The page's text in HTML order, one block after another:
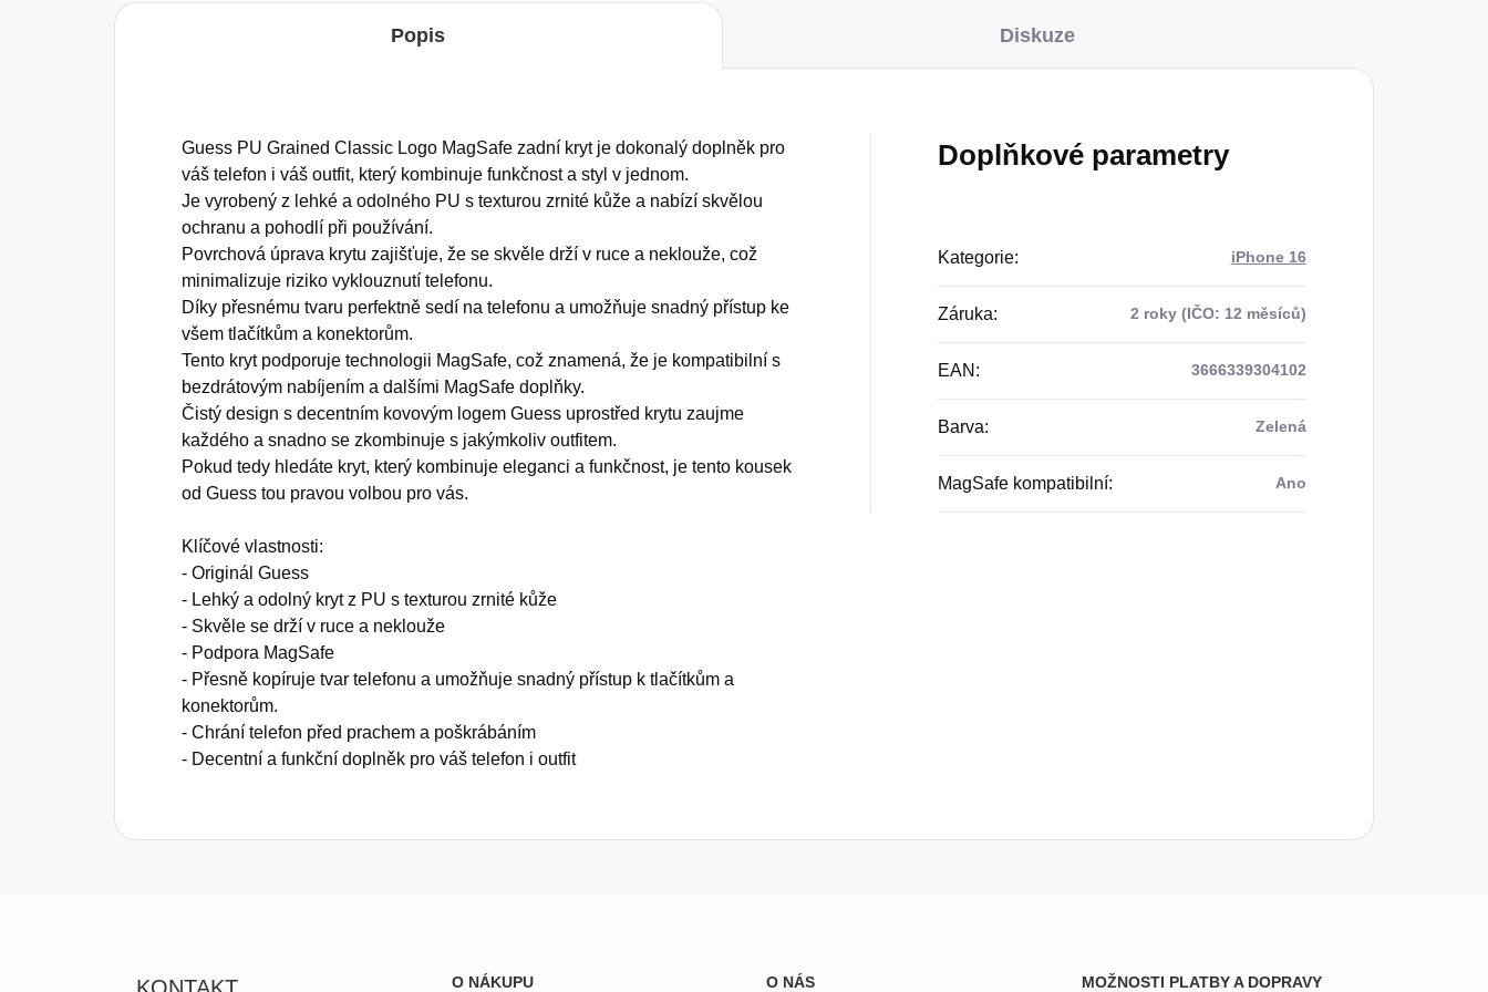
Popis Diskuze
Guess PU Grained Classic Logo MagSafe zadní kryt je dokonalý doplněk pro
váš telefon i váš outfit, který kombinuje funkčnost a styl v jednom.
Je vyrobený z lehké a odolného PU s texturou zrnité kůže a nabízí skvělou
ochranu a pohodlí při používání.
Povrchová úprava krytu zajišťuje, že se skvěle drží v ruce a neklouže, což
minimalizuje riziko vyklouznutí telefonu.
Díky přesnému tvaru perfektně sedí na telefonu a umožňuje snadný přístup ke
všem tlačítkům a konektorům.
Tento kryt podporuje technologii MagSafe, což znamená, že je kompatibilní s
bezdrátovým nabíjením a dalšími MagSafe doplňky.
Čistý design s decentním kovovým logem Guess uprostřed krytu zaujme
každého a snadno se zkombinuje s jakýmkoliv outfitem.
Pokud tedy hledáte kryt, který kombinuje eleganci a funkčnost, je tento kousek
od Guess tou pravou volbou pro vás.
Klíčové vlastnosti:
- Originál Guess
- Lehký a odolný kryt z PU s texturou zrnité kůže
- Skvěle se drží v ruce a neklouže
- Podpora MagSafe
- Přesně kopíruje tvar telefonu a umožňuje snadný přístup k tlačítkům a
konektorům.
- Chrání telefon před prachem a poškrábáním
- Decentní a funkční doplněk pro váš telefon i outfit
Doplňkové parametry
Kategorie: iPhone 16
Záruka: 2 roky (IČO: 12 měsíců)
EAN : 3666339304102
Barva: Zelená
MagSafe kompatibilní: Ano
O NÁKUPU O NÁS MOŽNOSTI PLATBY A DOPRAVY